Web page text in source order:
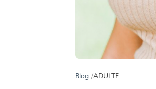
Blog ADULTE